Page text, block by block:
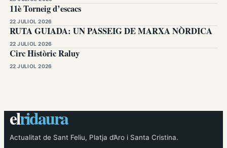
11è Torneig d’escacs
22 JULIOL 2026
RUTA GUIADA: UN PASSEIG DE MARXA NÒRDICA
22 JULIOL 2026
Circ Històric Raluy
22 JULIOL 2026
elridaura
Actualitat de Sant Feliu, Platja d’Aro i Santa Cristina.